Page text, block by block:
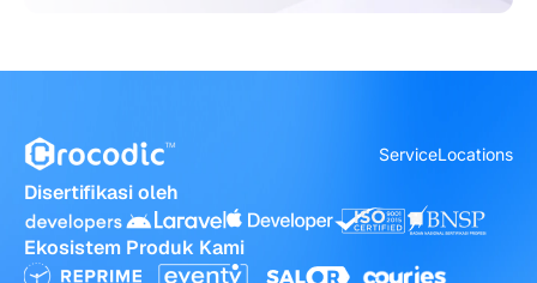
ServiceLocations
Disertifikasi oleh
Ekosistem Produk Kami